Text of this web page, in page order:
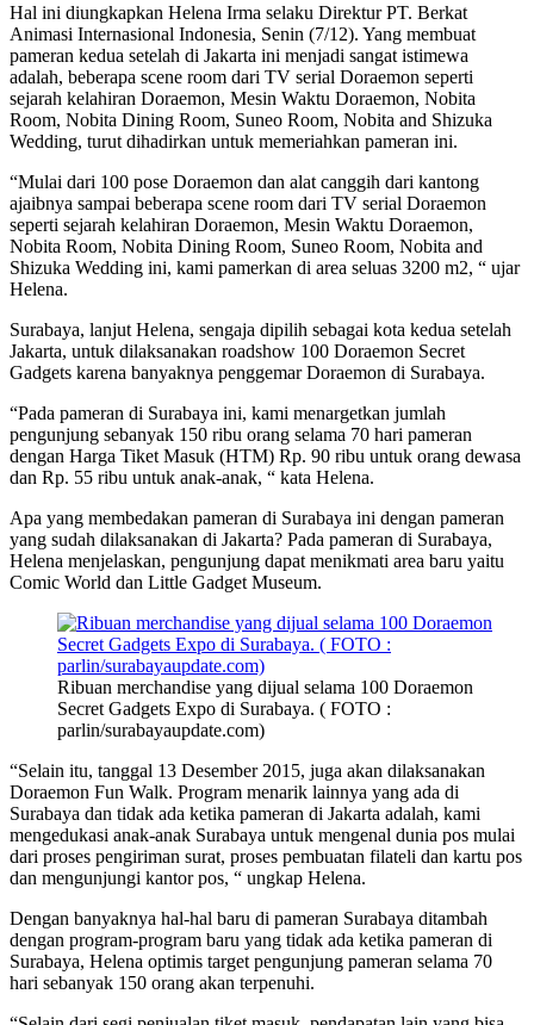
Hal ini diungkapkan Helena Irma selaku Direktur PT. Berkat
Animasi Internasional Indonesia, Senin (7/12). Yang membuat
pameran kedua setelah di Jakarta ini menjadi sangat istimewa
adalah, beberapa scene room dari TV serial Doraemon seperti
sejarah kelahiran Doraemon, Mesin Waktu Doraemon, Nobita
Room, Nobita Dining Room, Suneo Room, Nobita and Shizuka
Wedding, turut dihadirkan untuk memeriahkan pameran ini.
“Mulai dari 100 pose Doraemon dan alat canggih dari kantong
ajaibnya sampai beberapa scene room dari TV serial Doraemon
seperti sejarah kelahiran Doraemon, Mesin Waktu Doraemon,
Nobita Room, Nobita Dining Room, Suneo Room, Nobita and
Shizuka Wedding ini, kami pamerkan di area seluas 3200 m2, “ ujar
Helena.
Surabaya, lanjut Helena, sengaja dipilih sebagai kota kedua setelah
Jakarta, untuk dilaksanakan roadshow 100 Doraemon Secret
Gadgets karena banyaknya penggemar Doraemon di Surabaya.
“Pada pameran di Surabaya ini, kami menargetkan jumlah
pengunjung sebanyak 150 ribu orang selama 70 hari pameran
dengan Harga Tiket Masuk (HTM) Rp. 90 ribu untuk orang dewasa
dan Rp. 55 ribu untuk anak-anak, “ kata Helena.
Apa yang membedakan pameran di Surabaya ini dengan pameran
yang sudah dilaksanakan di Jakarta? Pada pameran di Surabaya,
Helena menjelaskan, pengunjung dapat menikmati area baru yaitu
Comic World dan Little Gadget Museum.
Ribuan merchandise yang dijual selama 100 Doraemon
Secret Gadgets Expo di Surabaya. ( FOTO :
parlin/surabayaupdate.com)
“Selain itu, tanggal 13 Desember 2015, juga akan dilaksanakan
Doraemon Fun Walk. Program menarik lainnya yang ada di
Surabaya dan tidak ada ketika pameran di Jakarta adalah, kami
mengedukasi anak-anak Surabaya untuk mengenal dunia pos mulai
dari proses pengiriman surat, proses pembuatan filateli dan kartu pos
dan mengunjungi kantor pos, “ ungkap Helena.
Dengan banyaknya hal-hal baru di pameran Surabaya ditambah
dengan program-program baru yang tidak ada ketika pameran di
Surabaya, Helena optimis target pengunjung pameran selama 70
hari sebanyak 150 orang akan terpenuhi.